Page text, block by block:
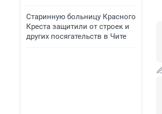
Старинную больницу Красного
Креста защитили от строек и
других посягательств в Чите